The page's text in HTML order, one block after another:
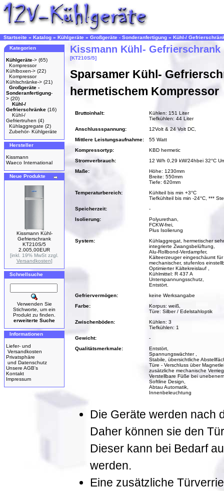
Startseite » Katalog » Kühlgeräte » Großgeräte - Sonderanfertigung » Kühl-/
Kategorien
Kühlgeräte-> (65)
Kompressor
Kühlboxen-> (22)
Kompressor
Kühlschränke-> (21)
Großgeräte -
Sonderanfertigung-
> (20)
Kühl-/
Gefrierschränke (16)
Kühl-/
Gefriertruhen (4)
Kühlaggregate (2)
Zubehör- Kühlgeräte
Hersteller
Kissmann
Waeco International
Neue Produkte
Kissmann Kühl-
Gefrierschrank
KT210S/5
2.005,00EUR
[inkl. 19% MwSt zzgl.
Versandkosten]
Schnellsuche
Verwenden Sie
Stichworte, um ein
Produkt zu finden.
erweiterte Suche
Informationen
Liefer- und
Versandkosten
Privatsphäre
und Datenschutz
Unsere AGB's
Kontakt
Impressum
Kissmann Kühl- Gefrierschrank
[KT210S/5]
Sparsamer Kühl-
hermetischem Kompressor
Bruttoinhalt:
Kühlen: 151 Liter
Tiefkühlen: 44 Liter
Anschlussspannung:
12Volt & 24 Volt DC,
Mittlere Leistungsaufnahme:
55 Watt
Kompressortyp:
KBD hermetic
Stromverbrauch:
12 W/h 0,29 kW/24hbei 32°C
Maße:
Höhe: 1230mm
Breite: 550mm
Tiefe: 620mm
Temperaturbereich:
Kühlteil bis min +3°C
Tiefkühlteil bis min -24°C, ***
Speicherzeit:
-
Isolierung:
Polyurethan,
FCKW-frei,
Plus Isolierung
System:
Kühlaggregat, hermetischer
integrierte Zwangsbelüftung,
Alu-Rollbond-Verdampfer,
Kälteerzeuger eingeschäumt
mechanischer, stufenlos
Optimierter Kältekreislauf ,
Kühlmittel: R 437 A
Unterspannungsschutz,
Entstört.
Gefriervermögen:
keine Werksangabe
Farbe:
Korpus: weiß,
Türe: Silber / Edelstahloptik
Zwischenböden:
Kühlen: 3
Tiefkühlen: 1
Gewicht:
-
Qualitätsmerkmale:
Entstört,
Spannungswächter ,
Stabile, übersichtliche
Türe - Verschluss über
zusätzliche mechanische
Verstellbare Füße bei
Softline Design,
Abtau Automatik,
Innenbeleuchtung
Die Geräte werden nach
Daher können sie den
Dieser kann bei Bedarf
werden.
Eine zusätzliche